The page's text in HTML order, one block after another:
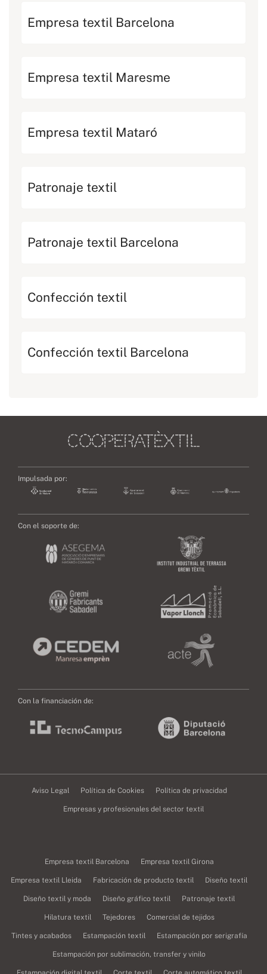
Empresa textil Barcelona
Empresa textil Maresme
Empresa textil Mataró
Patronaje textil
Patronaje textil Barcelona
Confección textil
Confección textil Barcelona
Impulsada por:
Con el soporte de:
Con la financiación de:
Aviso Legal Política de Cookies Política de privacidad
Empresas y profesionales del sector textil
Empresa textil Barcelona Empresa textil Girona
Empresa textil Lleida Fabricación de producto textil Diseño textil
Diseño textil y moda Diseño gráfico textil Patronaje textil
Hilatura textil Tejedores Comercial de tejidos
Tintes y acabados Estampación textil Estampación por serigrafía
Estampación por sublimación, transfer y vinilo